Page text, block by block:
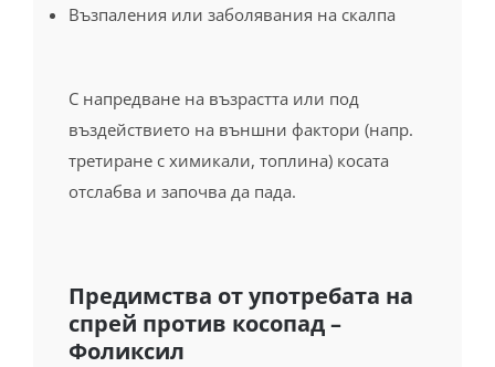
Възпаления или заболявания на скалпа
С напредване на възрастта или под
въздействието на външни фактори (напр.
третиране с химикали, топлина) косата
отслабва и започва да пада.
Предимства от употребата на
спрей против косопад –
Фоликсил